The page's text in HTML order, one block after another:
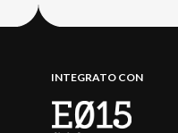
INTEGRATO CON